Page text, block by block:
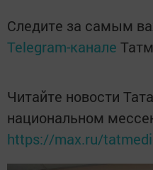
Следите за самым
Telegram-канале
Читайте новости
национальном
https://max.ru/